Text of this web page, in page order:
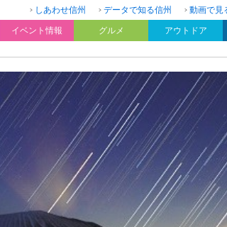
しあわせ信州 データで知る信州 動画で見
イベント情報 グルメ アウトドア